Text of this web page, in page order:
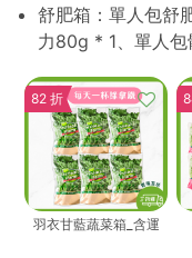
舒肥箱：單人包舒
力80g * 1、單人
82 折
羽衣甘藍蔬菜箱_含運